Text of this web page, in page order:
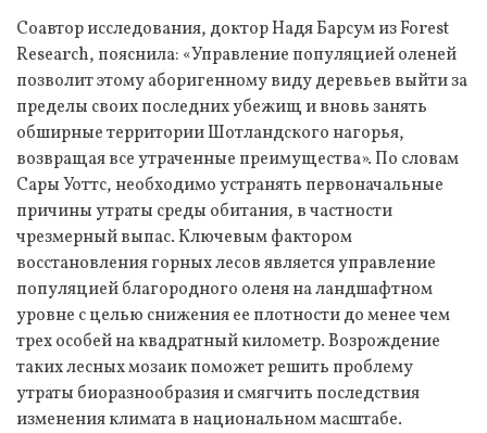
Соавтор исследования, доктор Надя Барсум из Forest
Research, пояснила: «Управление популяцией оленей
позволит этому аборигенному виду деревьев выйти за
пределы своих последних убежищ и вновь занять
обширные территории Шотландского нагорья,
возвращая все утраченные преимущества». По словам
Сары Уоттс, необходимо устранять первоначальные
причины утраты среды обитания, в частности
чрезмерный выпас. Ключевым фактором
восстановления горных лесов является управление
популяцией благородного оленя на ландшафтном
уровне с целью снижения ее плотности до менее чем
трех особей на квадратный километр. Возрождение
таких лесных мозаик поможет решить проблему
утраты биоразнообразия и смягчить последствия
изменения климата в национальном масштабе.